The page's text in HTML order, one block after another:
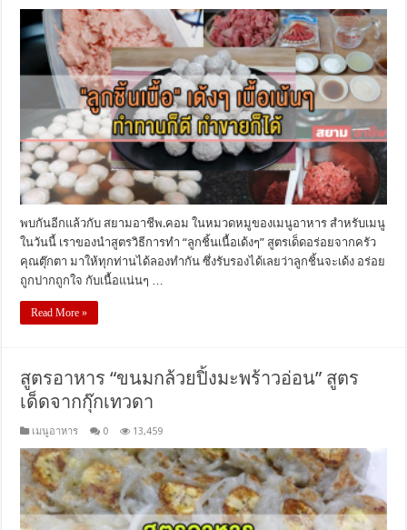
พบกันอีกแล้วกับ สยามอาชีพ.คอม ในหมวดหมูของเมนูอาหาร สำหรับเมนู
ในวันนี้ เราของนำสูตรวิธีการทำ “ลูกชิ้นเนื้อเด้งๆ” สูตรเด็ดอร่อยจากครัว
คุณตุ๊กตา มาให้ทุกท่านได้ลองทำกัน ซึ่งรับรองได้เลยว่าลูกชิ้นจะเด้ง อร่อย
ถูกปากถูกใจ กับเนื้อแน่นๆ …
Read More »
สูตรอาหาร “ขนมกล้วยปิ้งมะพร้าวอ่อน” สูตร
เด็ดจากกุ๊กเทวดา
เมนูอาหาร 0 13,459